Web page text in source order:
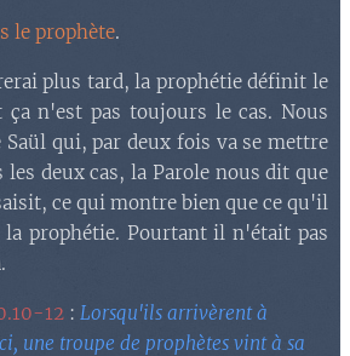
le prophète.
plus tard, la prophétie définit le
ça n'est pas toujours le cas. Nous
Saül qui, par deux fois va se mettre
les deux cas, la Parole nous dit que
ce qui montre bien que ce qu'il
la prophétie. Pourtant il n'était pas
12 : Lorsqu'ils arrivèrent à
une troupe de prophètes vint à sa